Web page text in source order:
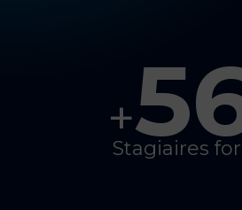
+
Stagiaires